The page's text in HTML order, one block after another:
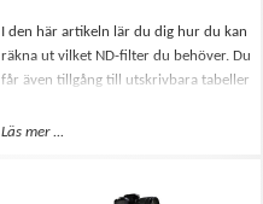
I den här artikeln lär du dig hur du kan
räkna ut vilket ND-filter du behöver. Du
får även tillgång till utskrivbara tabeller
fält.
Läs merOm Den ultimata tabellen för
...